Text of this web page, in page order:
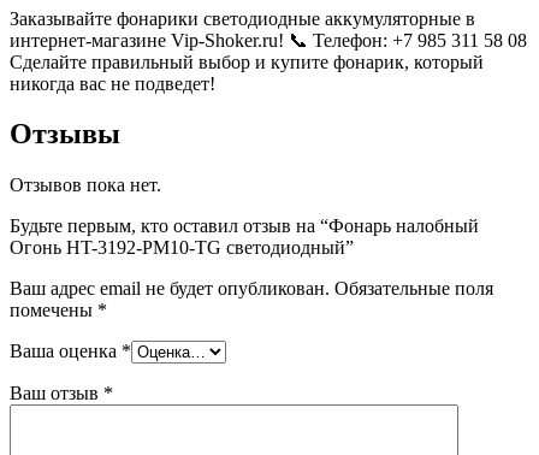
Заказывайте фонарики светодиодные аккумуляторные в
интернет-магазине Vip-Shoker.ru! 📞 Телефон: +7 985 311 58 08
Сделайте правильный выбор и купите фонарик, который
никогда вас не подведет!
Отзывы
Отзывов пока нет.
Будьте первым, кто оставил отзыв на “Фонарь налобный
Огонь HT-3192-PM10-TG светодиодный”
Ваш адрес email не будет опубликован. Обязательные поля
помечены *
Ваша оценка *
Ваш отзыв *